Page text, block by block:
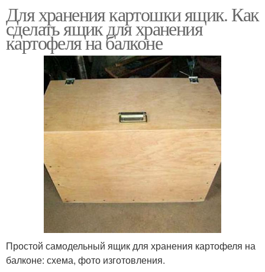
Для хранения картошки ящик. Как
сделать ящик для хранения
картофеля на балконе
Простой самодельный ящик для хранения картофеля на
балконе: схема, фото изготовления.